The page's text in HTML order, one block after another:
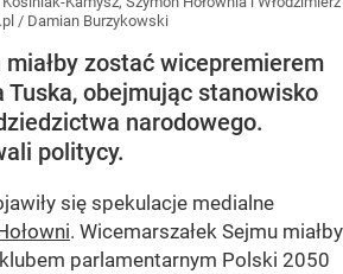
/ Damian Burzykowski
miałby zostać wicepremierem
Tuska, obejmując stanowisko
narodowego.
politycy.
się spekulacje medialne
. Wicemarszałek Sejmu miałby
parlamentarnym Polski 2050